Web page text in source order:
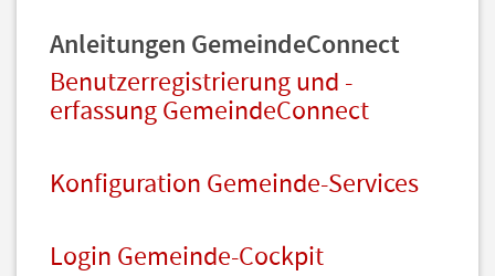
Anleitungen GemeindeConnect
Benutzerregistrierung und -
erfassung GemeindeConnect
Konfiguration Gemeinde-Services
Login Gemeinde-Cockpit